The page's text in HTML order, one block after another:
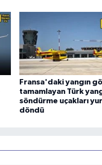
Fransa'daki yangın
tamamlayan Türk
söndürme uçakları
döndü